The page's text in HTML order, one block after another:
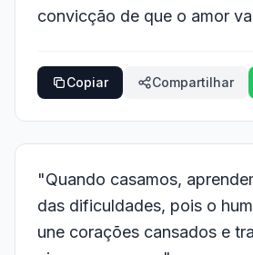
convicção de que o amor
Copiar Compartilhar
"Quando casamos,
das dificuldades, pois o
une corações cansados e